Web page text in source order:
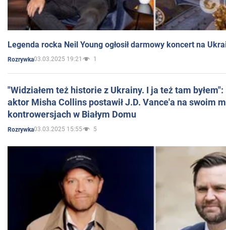
Legenda rocka Neil Young ogłosił darmowy koncert na
Rozrywka03.03.2025 19:21 1
"Widziałem też historie z Ukrainy. I ja też tam
aktor Misha Collins postawił J.D. Vance'a na swoim
kontrowersjach w Białym Domu
Rozrywka03.03.2025 15:55 5